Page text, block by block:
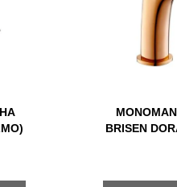
BRISEN